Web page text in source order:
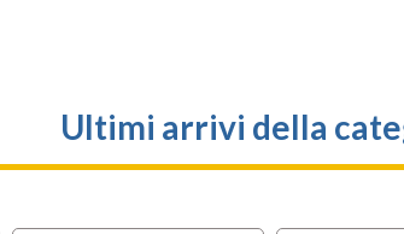
Ultimi arrivi della